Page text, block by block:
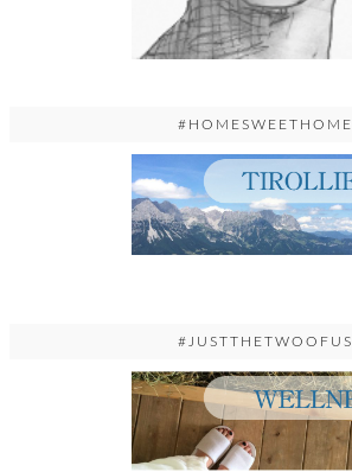
#HOMESWEETHOME
#JUSTTHETWOOFUS